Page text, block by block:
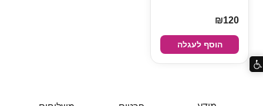
₪120
הוסף לעגלה